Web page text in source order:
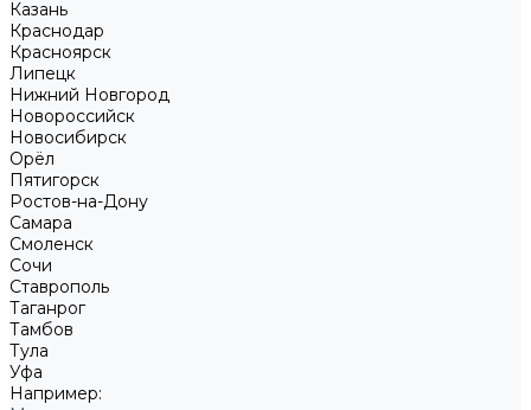
Казань
Краснодар
Красноярск
Липецк
Нижний Новгород
Новороссийск
Новосибирск
Орёл
Пятигорск
Ростов-на-Дону
Самара
Смоленск
Сочи
Ставрополь
Таганрог
Тамбов
Тула
Уфа
Например: